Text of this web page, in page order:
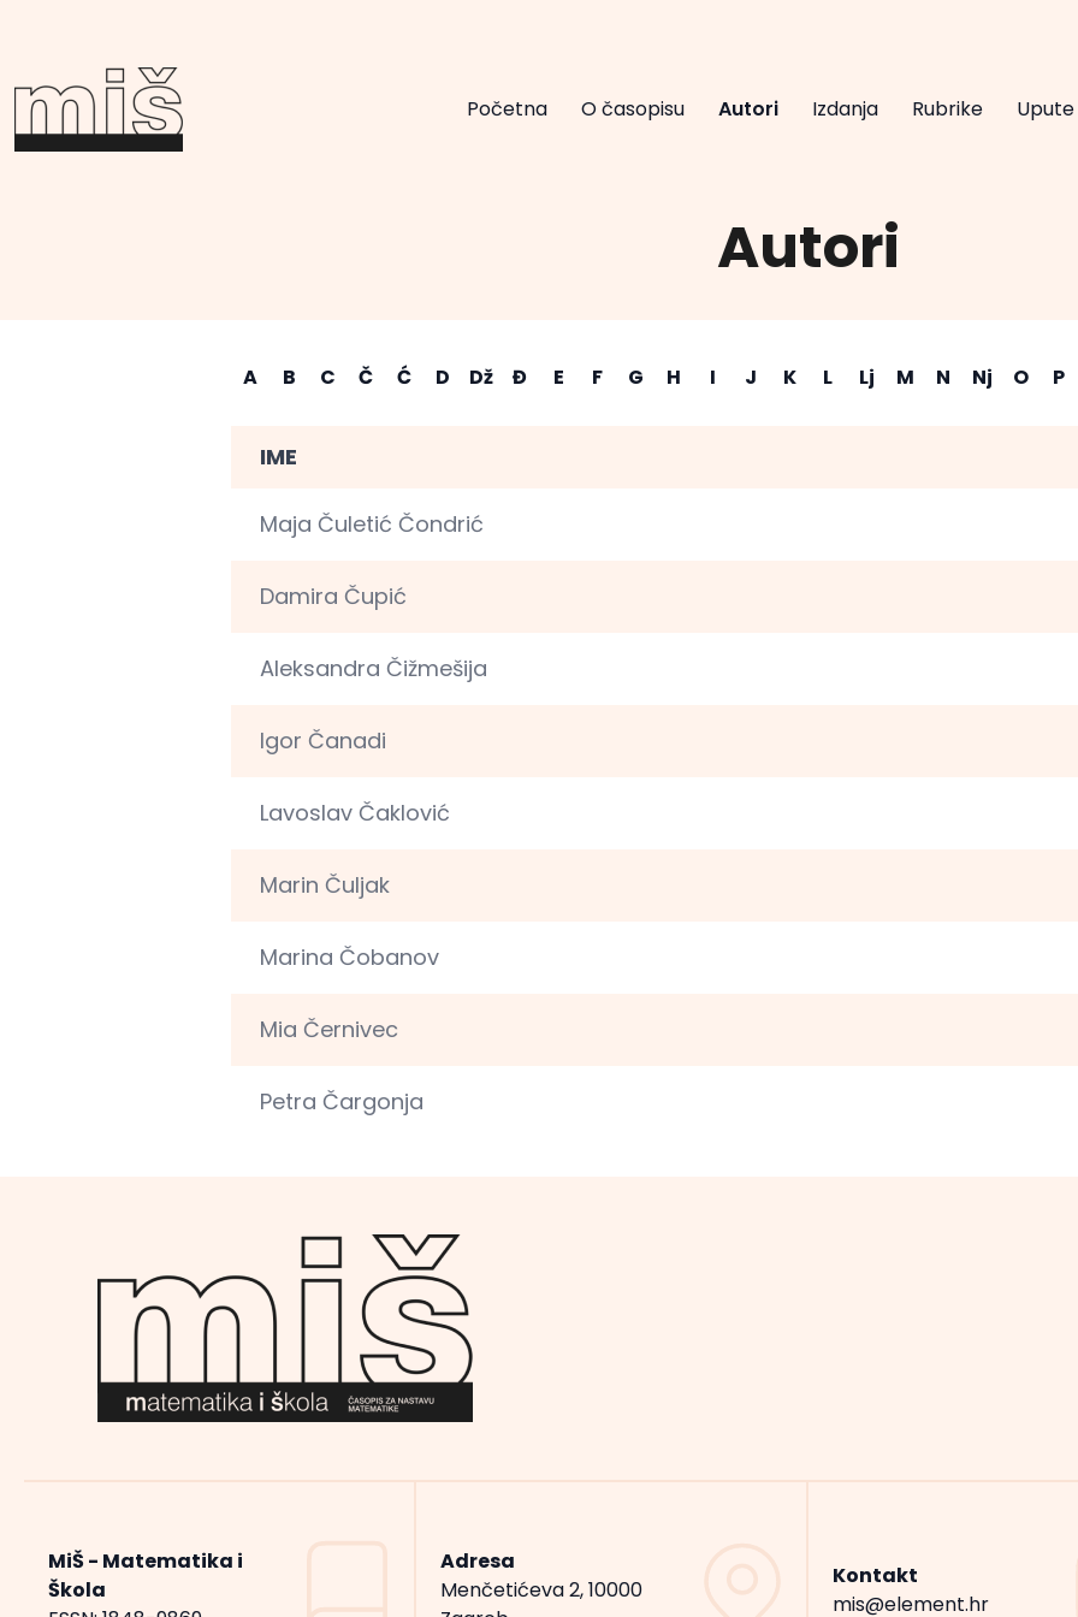
Početna O časopisu Autori Izdanja Rubrike Upute
Autori
A B C Č Ć D Dž Đ E F G H I J K L Lj M N Nj O P
IME
Maja Čuletić Čondrić
Damira Čupić
Aleksandra Čižmešija
Igor Čanadi
Lavoslav Čaklović
Marin Čuljak
Marina Čobanov
Mia Černivec
Petra Čargonja
MiŠ - Matematika i
Škola
Adresa
Menčetićeva 2, 10000
Kontakt
mis@element.hr